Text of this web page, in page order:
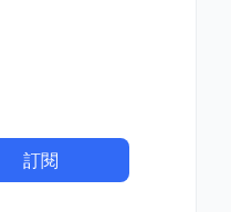
訂閱